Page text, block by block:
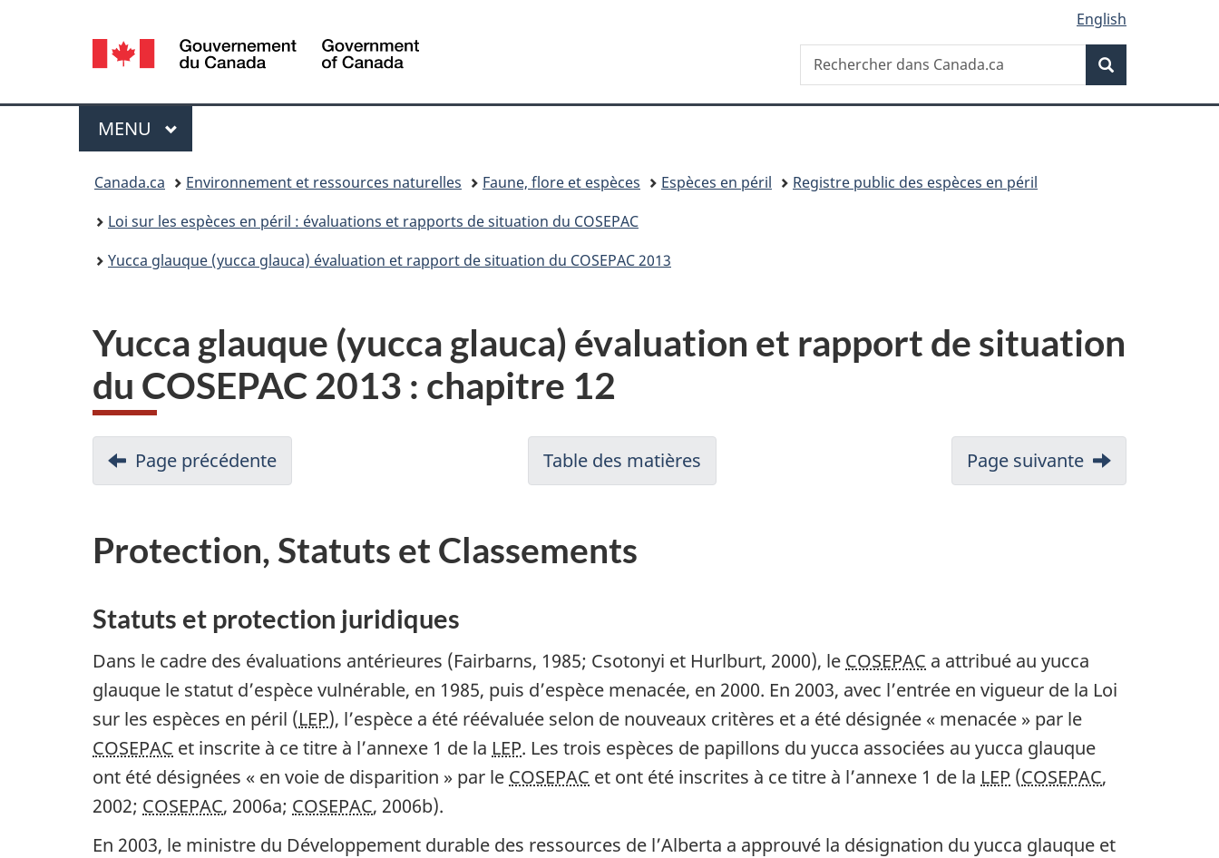
sujet
HTML
Sélection
de
la
langue
English
Canada
Recherche
Rechercher
dans
Menu
MENU PRINCIPAL
Canada.ca Environnement et ressources naturelles Faune, flore et espèces Espèces en péril
Registre public des espèces en péril
Loi sur les espèces en péril : évaluations et rapports de situation du COSEPAC
Yucca glauque (yucca glauca) évaluation et rapport de situation du COSEPAC 2013
Yucca glauque (yucca glauca) évaluation et rapport de situation
du COSEPAC 2013 : chapitre 12
Page précédente Table des matières Page suivante
Protection, Statuts et Classements
Statuts et protection juridiques
Dans le cadre des évaluations antérieures (Fairbarns, 1985; Csotonyi et Hurlburt, 2000), le COSEPAC a attribué au yucca
glauque le statut d’espèce vulnérable, en 1985, puis d’espèce menacée, en 2000. En 2003, avec l’entrée en vigueur de la Loi
sur les espèces en péril (LEP), l’espèce a été réévaluée selon de nouveaux critères et a été désignée « menacée » par le
COSEPAC et inscrite à ce titre à l’annexe 1 de la LEP. Les trois espèces de papillons du yucca associées au yucca glauque
ont été désignées « en voie de disparition » par le COSEPAC et ont été inscrites à ce titre à l’annexe 1 de la LEP (COSEPAC,
2002; COSEPAC, 2006a; COSEPAC, 2006b).
En 2003, le ministre du Développement durable des ressources de l’Alberta a approuvé la désignation du yucca glauque et